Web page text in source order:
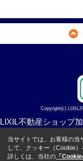
Copyright(c) LIXIL
LIXIL不動産ショップ
当サイトでは、お客様の当
して、クッキー（Cookie）
詳しくは、当社の 「